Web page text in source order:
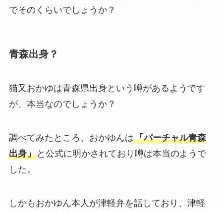
でそのくらいでしょうか？
青森出身？
猫又おかゆは青森県出身という噂があるようです
が、本当なのでしょうか？
調べてみたところ、おかゆんは「バーチャル青森
出身」と公式に明かされており噂は本当のようで
した。
しかもおかゆん本人が津軽弁を話しており、津軽